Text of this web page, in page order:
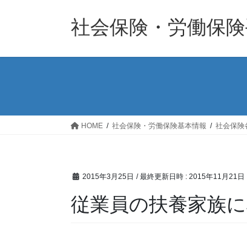
社会保険・労働保
HOME 社会保険・労働保険基本情報 社会保険
2015年3月25日 / 最終更新日時 : 2015年11月21日
従業員の扶養家族